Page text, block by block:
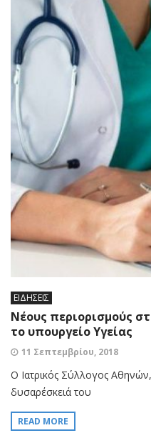
ΕΙΔΗΣΕΙΣ
Νέους περιορισμούς
το υπουργείο Υγείας
11 Σεπτεμβρίου, 2018
Ο Ιατρικός Σύλλογος
δυσαρέσκειά του
READ MORE